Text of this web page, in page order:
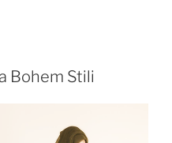
Bohem Stili